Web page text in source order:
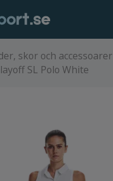
skor och accessoarer
SL Polo White